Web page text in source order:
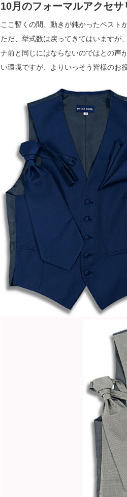
10月のフォーマルアクセサ
ここ暫くの間、動きが鈍かったベスト
ただ、挙式数は戻ってきてはいますが
ナ前と同じにはならないのではとの声
い環境ですが、よりいっそう皆様のお